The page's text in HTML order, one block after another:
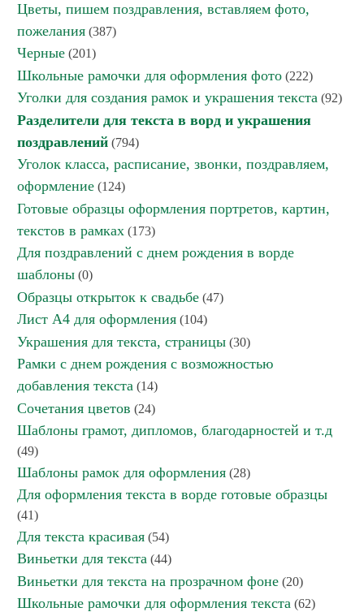
Цветы, пишем поздравления, вставляем фото,
пожелания (387)
Черные (201)
Школьные рамочки для оформления фото (222)
Уголки для создания рамок и украшения текста (92)
Разделители для текста в ворд и украшения
поздравлений (794)
Уголок класса, расписание, звонки, поздравляем,
оформление (124)
Готовые образцы оформления портретов, картин,
текстов в рамках (173)
Для поздравлений с днем рождения в ворде
шаблоны (0)
Образцы открыток к свадьбе (47)
Лист А4 для оформления (104)
Украшения для текста, страницы (30)
Рамки с днем рождения с возможностью
добавления текста (14)
Сочетания цветов (24)
Шаблоны грамот, дипломов, благодарностей и т.д
(49)
Шаблоны рамок для оформления (28)
Для оформления текста в ворде готовые образцы
(41)
Для текста красивая (54)
Виньетки для текста (44)
Виньетки для текста на прозрачном фоне (20)
Школьные рамочки для оформления текста (62)